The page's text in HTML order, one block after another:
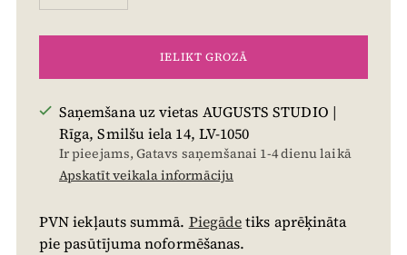
IELIKT GROZĀ
Saņemšana uz vietas AUGUSTS STUDIO |
Rīga, Smilšu iela 14, LV-1050
Ir pieejams, Gatavs saņemšanai 1-4 dienu laikā
Apskatīt veikala informāciju
PVN iekļauts summā. Piegādetiks aprēķināta
pie pasūtījuma noformēšanas.